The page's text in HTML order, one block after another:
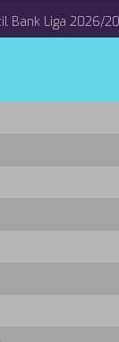
Bank Liga 2026/